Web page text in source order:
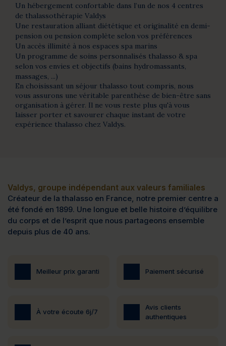
Un hébergement confortable dans l’un de nos 4 centres
de thalassothérapie Valdys
Une restauration alliant diététique et originalité en demi-
pension ou pension complète selon vos préférences
Un accès illimité à nos espaces spa marins
Un programme de soins personnalisés thalasso & spa
selon vos envies et objectifs (bains hydromassants,
massages, ...)
En choisissant un séjour thalasso tout compris, nous
vous assurons une véritable parenthèse de bien-être sans
organisation à gérer. Il ne vous reste plus qu'à vous
laisser porter et savourer chaque instant de votre
expérience thalasso chez Valdys.
Valdys, groupe indépendant aux valeurs familiales
Créateur de la thalasso en France, notre premier centre a
été fondé en 1899. Une longue et belle histoire d’équilibre
du corps et de l’esprit que nous partageons ensemble
depuis plus de 40 ans.
Meilleur prix garanti Paiement sécurisé
À votre écoute 6j/7
Avis clients
authentiques